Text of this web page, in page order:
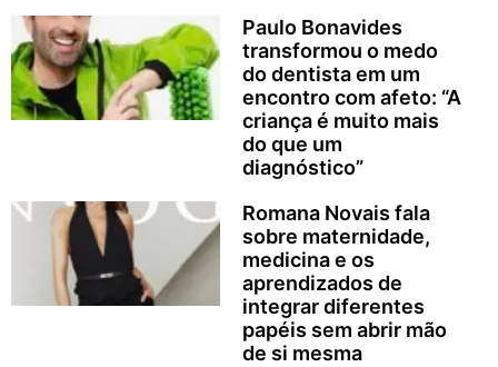
Paulo Bonavides
transformou o medo
do dentista em um
encontro com afeto: “A
criança é muito mais
do que um
diagnóstico”
Romana Novais fala
sobre maternidade,
medicina e os
aprendizados de
integrar diferentes
papéis sem abrir mão
de si mesma